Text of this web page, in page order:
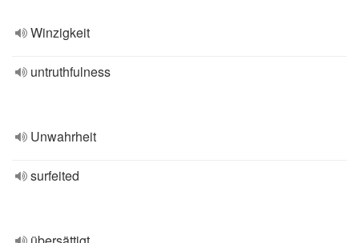
Winzigkeit
untruthfulness
Unwahrheit
surfeited